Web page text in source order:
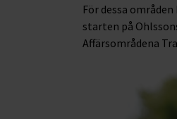
För dessa
starten på
Affärsområdena